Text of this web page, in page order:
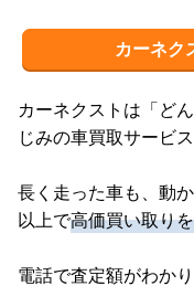
カーネク
カーネクストは「ど
じみの車買取サービス
長く走った車も、動
以上で高価買い取り
電話で査定額がわか